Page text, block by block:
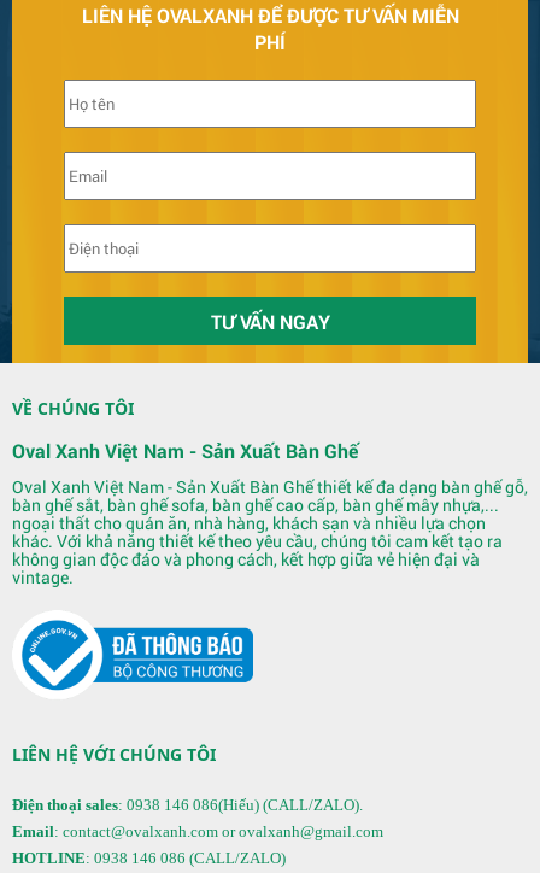
Quầy Bar 123
LIÊN HỆ OVALXANH ĐỂ ĐƯỢC TƯ VẤN MIỄN
PHÍ
VỀ CHÚNG TÔI
Oval Xanh Việt Nam - Sản Xuất Bàn Ghế
Oval Xanh Việt Nam - Sản Xuất Bàn Ghế thiết kế đa dạng bàn ghế gỗ,
bàn ghế sắt, bàn ghế sofa, bàn ghế cao cấp, bàn ghế mây nhựa,...
ngoại thất cho quán ăn, nhà hàng, khách sạn và nhiều lựa chọn
khác. Với khả năng thiết kế theo yêu cầu, chúng tôi cam kết tạo ra
không gian độc đáo và phong cách, kết hợp giữa vẻ hiện đại và
vintage.
LIÊN HỆ VỚI CHÚNG TÔI
Điện thoại sales: 0938 146 086(Hiếu) (CALL/ZALO).
Email: contact@ovalxanh.com or ovalxanh@gmail.com
HOTLINE: 0938 146 086 (CALL/ZALO)